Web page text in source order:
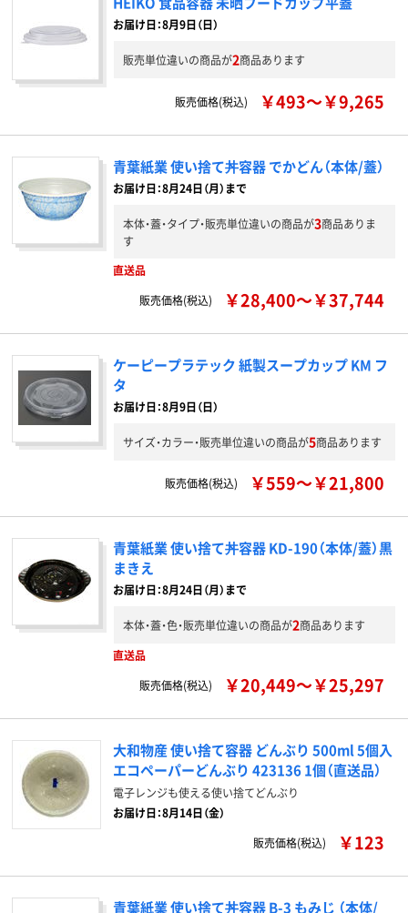
お届け日：8月9日（日）
販売単位違いの商品が2商品あります
販売価格(税込) ￥493～￥9,265
青葉紙業 使い捨て丼容器 でかどん（本体/蓋）
お届け日：8月24日（月）まで
本体・蓋・タイプ・販売単位違いの商品が3商品ありま
す
直送品
販売価格(税込)
￥28,400～￥37,744
ケーピープラテック 紙製スープカップ KM フ
タ
お届け日：8月9日（日）
サイズ・カラー・販売単位違いの商品が5商品あります
販売価格(税込) ￥559～￥21,800
青葉紙業 使い捨て丼容器 KD-190（本体/蓋）黒
まきえ
お届け日：8月24日（月）まで
本体・蓋・色・販売単位違いの商品が2商品あります
直送品
販売価格(税込)
￥20,449～￥25,297
大和物産 使い捨て容器 どんぶり 500ml 5個入
エコペーパーどんぶり 423136 1個（直送品）
電子レンジも使える使い捨てどんぶり
お届け日：8月14日（金）
販売価格(税込)
￥123
青葉紙業 使い捨て丼容器 B-3 もみじ （本体/